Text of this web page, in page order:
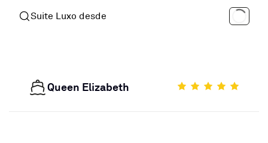
Suite Luxo desde
Queen Elizabeth